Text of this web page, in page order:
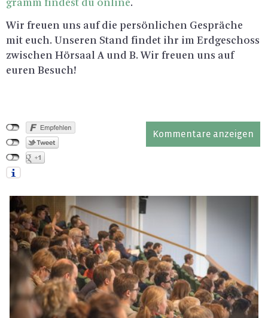
gramm fin­dest du on­line.
Wir freu­en uns auf die per­sön­li­chen Ge­sprä­che
mit euch. Un­se­ren Stand fin­det ihr im Erd­ge­schoss
zwi­schen Hör­saal A und B. Wir freu­en uns auf
euren Be­such!
Kommentare anzeigen